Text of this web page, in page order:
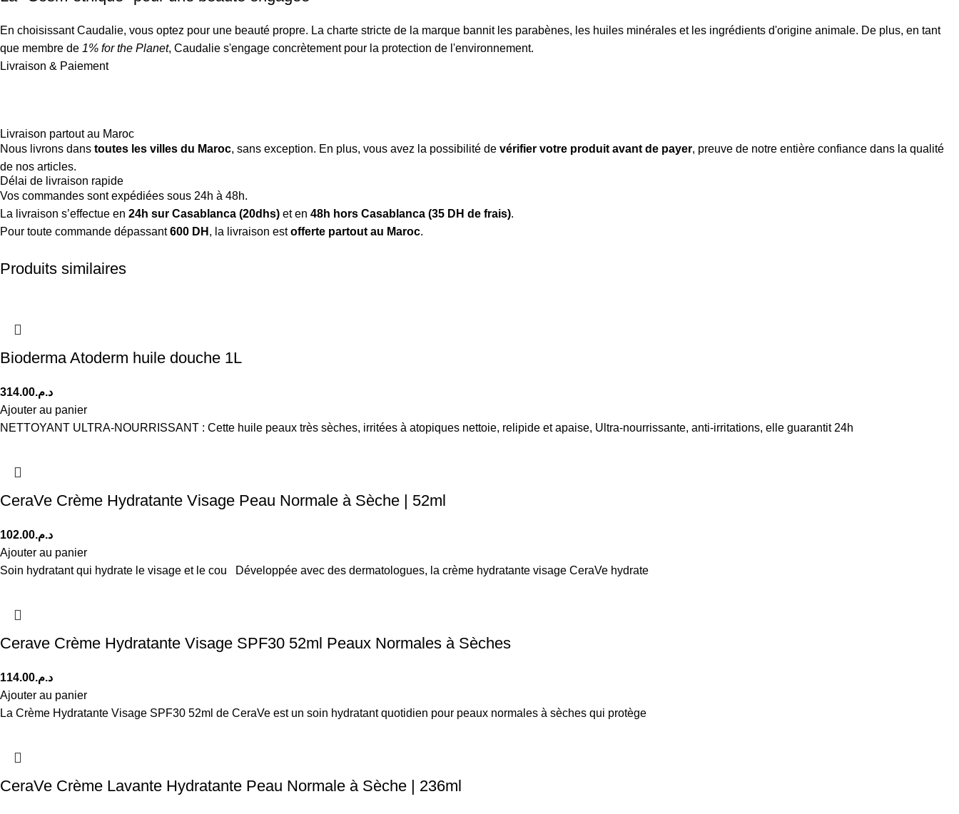
En choisissant Caudalie, vous optez pour une beauté propre. La charte stricte de la marque bannit les parabènes, les huiles minérales et les ingrédients d'origine animale. De plus, en tant
que membre de 1% for the Planet, Caudalie s'engage concrètement pour la protection de l'environnement.
Livraison & Paiement
Livraison partout au Maroc
Nous livrons dans toutes les villes du Maroc, sans exception. En plus, vous avez la possibilité de vérifier votre produit avant de payer, preuve de notre entière confiance dans la qualité
de nos articles.
Délai de livraison rapide
Vos commandes sont expédiées sous 24h à 48h.
La livraison s’effectue en 24h sur Casablanca (20dhs) et en 48h hors Casablanca (35 DH de frais).
Pour toute commande dépassant600 DH , la livraison estofferte partout au Maroc.
Produits similaires
Bioderma Atoderm huile douche 1L
د.م.314.00
Ajouter au panier
NETTOYANT ULTRA-NOURRISSANT : Cette huile peaux très sèches, irritées à atopiques nettoie, relipide et apaise, Ultra-nourrissante, anti-irritations, elle guarantit 24h
CeraVe Crème Hydratante Visage Peau Normale à Sèche | 52ml
د.م.102.00
Ajouter au panier
Soin hydratant qui hydrate le visage et le cou Développée avec des dermatologues, la crème hydratante visage CeraVe hydrate
Cerave Crème Hydratante Visage SPF30 52ml Peaux Normales à Sèches
د.م.114.00
Ajouter au panier
La Crème Hydratante Visage SPF30 52ml de CeraVe est un soin hydratant quotidien pour peaux normales à sèches qui protège
CeraVe Crème Lavante Hydratante Peau Normale à Sèche | 236ml